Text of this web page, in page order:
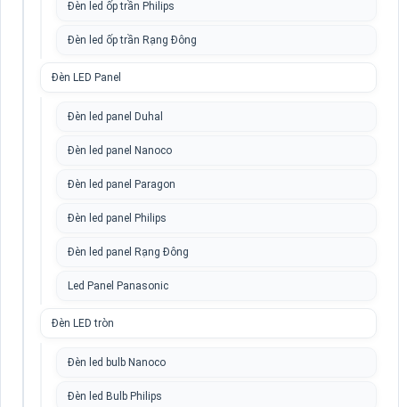
Đèn led ốp trần Philips
Đèn led ốp trần Rạng Đông
Đèn LED Panel
Đèn led panel Duhal
Đèn led panel Nanoco
Đèn led panel Paragon
Đèn led panel Philips
Đèn led panel Rạng Đông
Led Panel Panasonic
Đèn LED tròn
Đèn led bulb Nanoco
Đèn led Bulb Philips